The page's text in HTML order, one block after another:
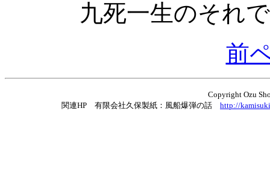
九死一生のそれ
前
Copyright Ozu
関連HP 有限会社久保製紙：風船爆弾の話 http://